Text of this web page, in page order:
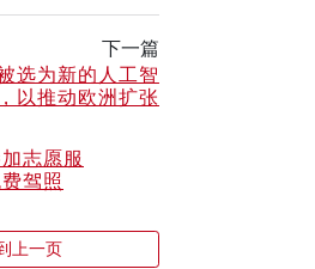
下一篇
选为新的人工智
以推动欧洲扩张
志愿服
驾照
上一页